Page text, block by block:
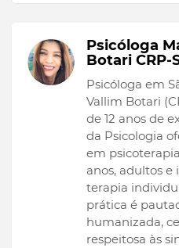
Psicóloga
Botari CRP-
Psicóloga em
Vallim Botari
de 12 anos de
da Psicologia
em
anos, adultos e
terapia
prática é
humanizada,
respeitosa às